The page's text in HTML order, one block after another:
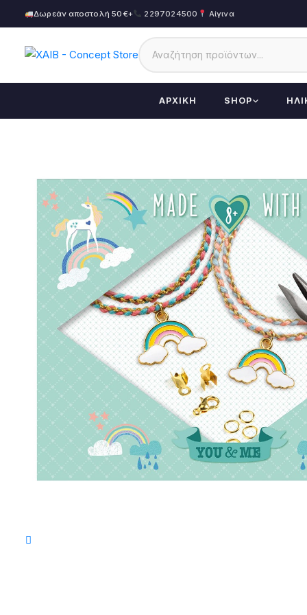
Δωρεάν αποστολή 50€+ 2297024500 Αίγινα
ΑΡΧΙΚΉ SHOP